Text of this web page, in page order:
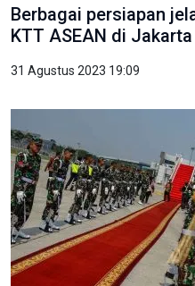
Berbagai persiapan
KTT ASEAN di Jakarta
31 Agustus 2023 19:09